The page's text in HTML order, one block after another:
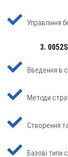
Управління
3.
Введення в
Методи
Створення
Базові типи